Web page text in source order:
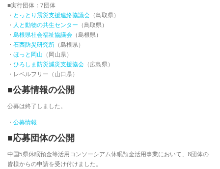
■実行団体：7団体
・ とっとり震災支援連絡協議会 （鳥取県）
・ 人と動物の共生センター （鳥取県）
・ 島根県社会福祉協議会 （島根県）
・ 石西防災研究所 （島根県）
・ ほっと岡山 （岡山県）
・ ひろしま防災減災支援協会 （広島県）
・レベルフリー（山口県）
■公募情報の公開
公募は終了しました。
・ 公募情報
■応募団体の公開
中国5県休眠預金等活用コンソーシアム休眠預金活用事業において、8団体の
皆様からの申請を受け付けました。